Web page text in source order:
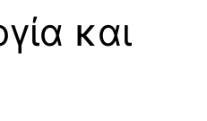
και